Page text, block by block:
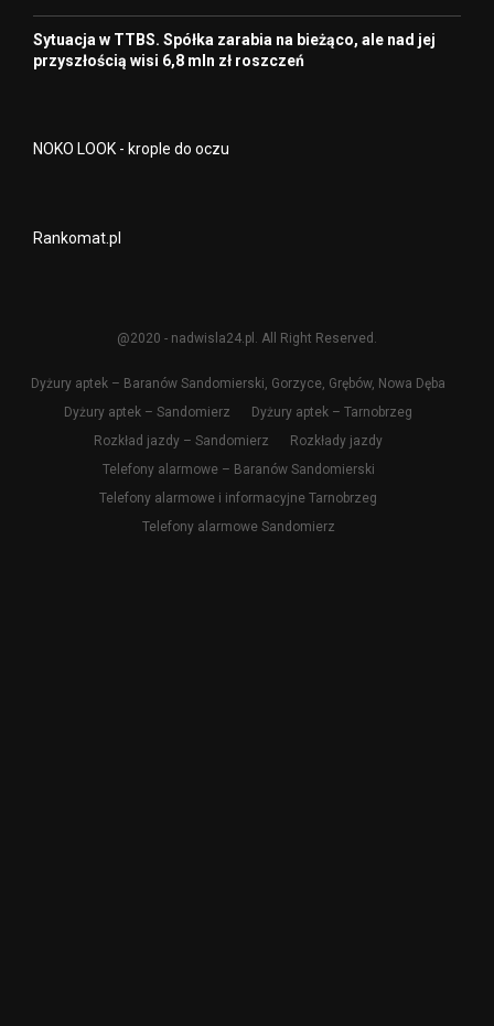
Sytuacja w TTBS. Spółka zarabia na bieżąco, ale nad jej
przyszłością wisi 6,8 mln zł roszczeń
NOKO LOOK - krople do oczu
Rankomat.pl
@2020 - nadwisla24.pl. All Right Reserved.
Dyżury aptek – Baranów Sandomierski, Gorzyce, Grębów, Nowa Dęba
Dyżury aptek – Sandomierz
Dyżury aptek – Tarnobrzeg
Rozkład jazdy – Sandomierz
Rozkłady jazdy
Telefony alarmowe – Baranów Sandomierski
Telefony alarmowe i informacyjne Tarnobrzeg
Telefony alarmowe Sandomierz